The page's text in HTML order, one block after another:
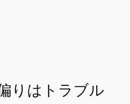
りはトラブル